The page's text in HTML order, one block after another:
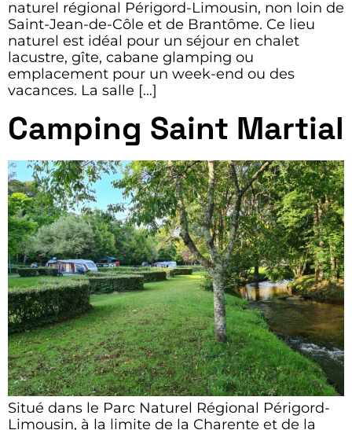
naturel régional Périgord-Limousin, non loin de
Saint-Jean-de-Côle et de Brantôme. Ce lieu
naturel est idéal pour un séjour en chalet
lacustre, gîte, cabane glamping ou
emplacement pour un week-end ou des
vacances. La salle […]
Camping Saint Martial
Situé dans le Parc Naturel Régional Périgord-
Limousin, à la limite de la Charente et de la